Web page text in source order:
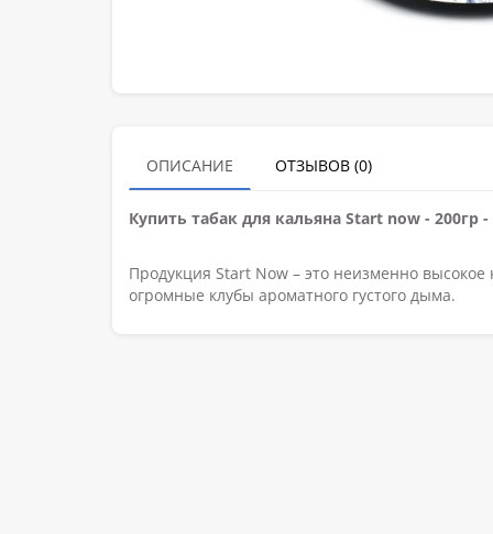
ОПИСАНИЕ ОТЗЫВОВ (0)
Купить табак для кальяна Start now - 200гр
Продукция Start Now – это неизменно
огромные клубы ароматного густого дыма.